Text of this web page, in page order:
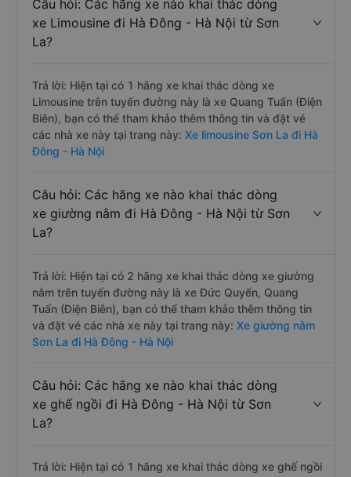
Câu hỏi: Các hãng xe nào khai thác dòng
xe Limousine đi Hà Đông - Hà Nội từ Sơn
La?
Trả lời: Hiện tại có 1 hãng xe khai thác dòng xe
Limousine trên tuyến đường này là xe Quang Tuấn (Điện
Biên), bạn có thể tham khảo thêm thông tin và đặt vé
các nhà xe này tại trang này: Xe limousine Sơn La đi Hà
Đông - Hà Nội
Câu hỏi: Các hãng xe nào khai thác dòng
xe giường nằm đi Hà Đông - Hà Nội từ Sơn
La?
Trả lời: Hiện tại có 2 hãng xe khai thác dòng xe giường
nằm trên tuyến đường này là xe Đức Quyến, Quang
Tuấn (Điện Biên), bạn có thể tham khảo thêm thông tin
và đặt vé các nhà xe này tại trang này: Xe giường nằm
Sơn La đi Hà Đông - Hà Nội
Câu hỏi: Các hãng xe nào khai thác dòng
xe ghế ngồi đi Hà Đông - Hà Nội từ Sơn
La?
Trả lời: Hiện tại có 1 hãng xe khai thác dòng xe ghế ngồi